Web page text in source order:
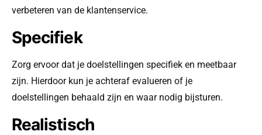
verbeteren van de klantenservice.
Specifiek
Zorg ervoor dat je doelstellingen specifiek en meetbaar
zijn. Hierdoor kun je achteraf evalueren of je
doelstellingen behaald zijn en waar nodig bijsturen.
Realistisch